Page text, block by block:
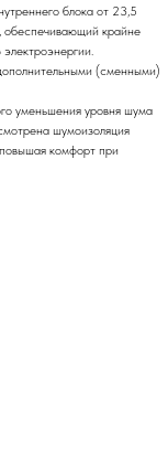
блока от 23,5
обеспечивающий крайне
(сменными)
уменьшения уровня шума
шумоизоляция
комфорт при